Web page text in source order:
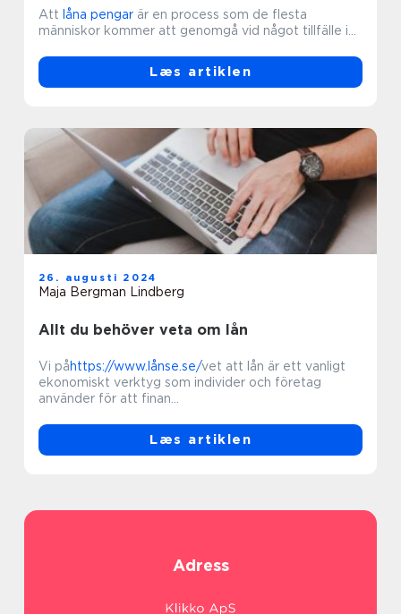
Att låna pengar är en process som de flesta
människor kommer att genomgå vid något tillfälle i...
Læs artiklen
Allt du behöver veta om lån
26. augusti 2024
Maja Bergman Lindberg
Vi påhttps://www.lånse.se/vet att lån är ett vanligt
ekonomiskt verktyg som individer och företag
använder för att finan...
Læs artiklen
Adress